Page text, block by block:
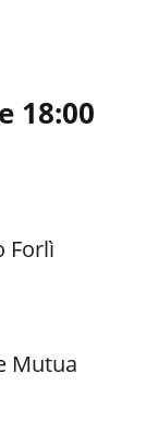
18:00
Forlì
Mutua